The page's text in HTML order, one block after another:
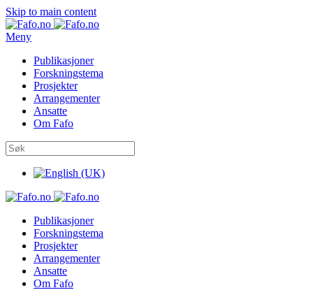
Skip to main content
Meny
Publikasjoner
Forskningstema
Prosjekter
Arrangementer
Ansatte
Om Fafo
Publikasjoner
Forskningstema
Prosjekter
Arrangementer
Ansatte
Om Fafo